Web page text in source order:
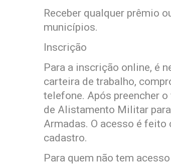
Receber qualquer prêmio
municípios.
Inscrição
Para a inscrição online, é
carteira de trabalho,
telefone. Após preencher
de Alistamento Militar
Armadas. O acesso é feito
cadastro.
Para quem não tem